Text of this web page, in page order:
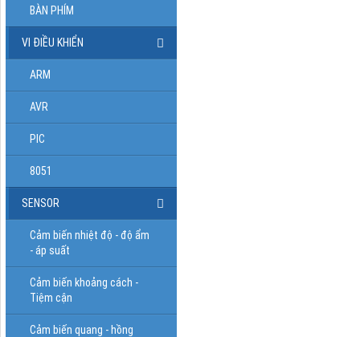
BÀN PHÍM
VI ĐIỀU KHIỂN
ARM
AVR
PIC
8051
SENSOR
Cảm biến nhiệt độ - độ ẩm
- áp suất
Cảm biến khoảng cách -
Tiệm cận
Cảm biến quang - hồng